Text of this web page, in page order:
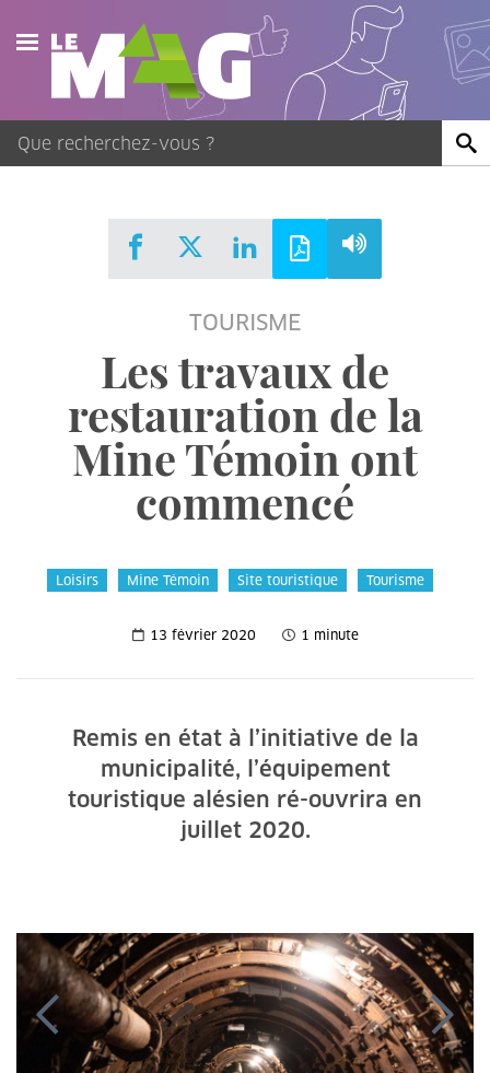
Actualités
Agenda
Publications
TOURISME
Les travaux de
restauration de la
Mine Témoin ont
commencé
Loisirs Mine Témoin Site touristique Tourisme
13 février 2020 1 minute
Remis en état à l’initiative de la
municipalité, l’équipement
touristique alésien ré-ouvrira en
juillet 2020.